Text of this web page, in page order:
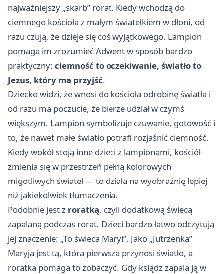
najważniejszy „skarb” rorat. Kiedy wchodzą do
ciemnego kościoła z małym światełkiem w dłoni, od
razu czują, że dzieje się coś wyjątkowego. Lampion
pomaga im zrozumieć Adwent w sposób bardzo
praktyczny: ciemność to oczekiwanie, światło to
Jezus, który ma przyjść.
Dziecko widzi, że wnosi do kościoła odrobinę światła i
od razu ma poczucie, że bierze udział w czymś
większym. Lampion symbolizuje czuwanie, gotowość i
to, że nawet małe światło potrafi rozjaśnić ciemność.
Kiedy wokół stoją inne dzieci z lampionami, kościół
zmienia się w przestrzeń pełną kolorowych
migotliwych świateł — to działa na wyobraźnię lepiej
niż jakiekolwiek tłumaczenia.
Podobnie jest z roratką, czyli dodatkową świecą
zapalaną podczas rorat. Dzieci bardzo łatwo odczytują
jej znaczenie: „To świeca Maryi”. Jako „Jutrzenka”
Maryja jest tą, która pierwsza przynosi światło, a
roratka pomaga to zobaczyć. Gdy ksiądz zapala ją w